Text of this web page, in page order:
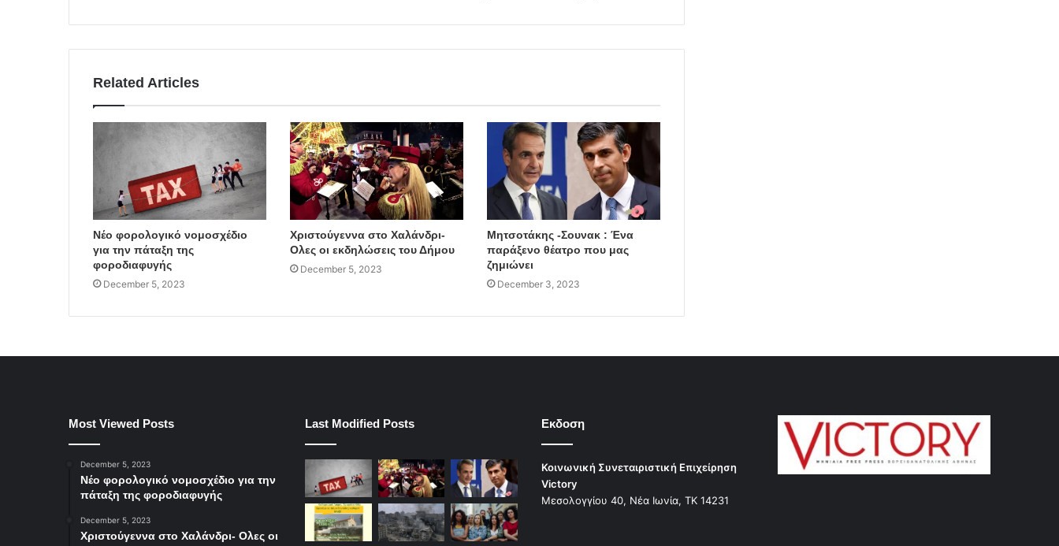
Related Articles
Νέο φορολογικό νομοσχέδιο
για την πάταξη της
φοροδιαφυγής
December 5, 2023
Χριστούγεννα στο Χαλάνδρι-
Ολες οι εκδηλώσεις του Δήμου
December 5, 2023
Μητσοτάκης -Σουνακ : Ένα
παράξενο θέατρο που μας
ζημιώνει
December 3, 2023
Most Viewed Posts
December 5, 2023
Νέο φορολογικό νομοσχέδιο για την
πάταξη της φοροδιαφυγής
December 5, 2023
Χριστούγεννα στο Χαλάνδρι- Ολες οι
Last Modified Posts Εκδοση
Κοινωνική Συνεταιριστική Επιχείρηση
Victory
Μεσολογγίου 40, Νέα Ιωνία, ΤΚ 14231